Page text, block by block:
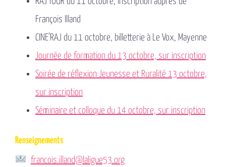
François Illand
CINE’RAJ du 11 octobre, billetterie à Le Vox, Mayenne
Journée de formation du 13 octobre, sur inscription
Soirée de réflexion Jeunesse et Ruralité 13 octobre,
sur inscription
Séminaire et colloque du 14 octobre, sur inscription
Renseignements
francois.illand@laligue53.org